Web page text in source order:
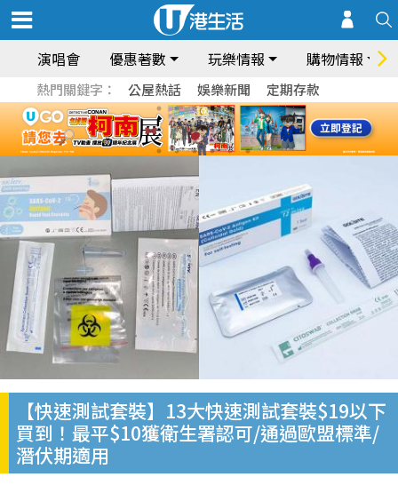
演唱會 優惠著數 玩樂情報 購物情報
熱門關鍵字： 公屋熱話 娛樂新聞 定期存款
【快速測試套裝】13大快速測試套裝$19以下
買到！最平$10獲衛生署認可/通過歐盟標準/
潛伏期適用